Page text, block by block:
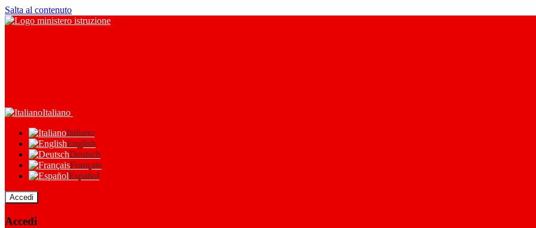
Salta al contenuto
Italiano
Italiano
English
Deutsch
Français
Español
Accedi
Accedi